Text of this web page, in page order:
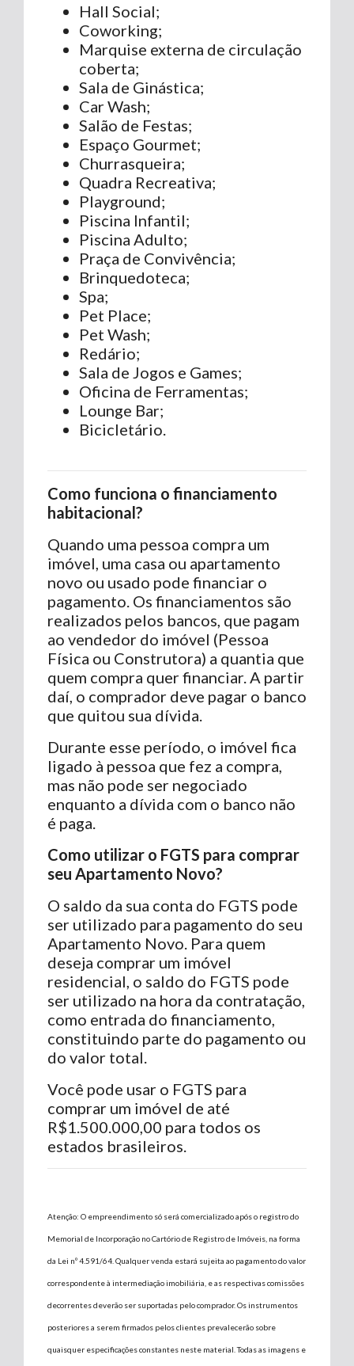
Hall Social;
Coworking;
Marquise externa de circulação
coberta;
Sala de Ginástica;
Car Wash;
Salão de Festas;
Espaço Gourmet;
Churrasqueira;
Quadra Recreativa;
Playground;
Piscina Infantil;
Piscina Adulto;
Praça de Convivência;
Brinquedoteca;
Spa;
Pet Place;
Pet Wash;
Redário;
Sala de Jogos e Games;
Oficina de Ferramentas;
Lounge Bar;
Bicicletário.
Como funciona o financiamento
habitacional?
Quando uma pessoa compra um
imóvel, uma casa ou apartamento
novo ou usado pode financiar o
pagamento. Os financiamentos são
realizados pelos bancos, que pagam
ao vendedor do imóvel (Pessoa
Física ou Construtora) a quantia que
quem compra quer financiar. A partir
daí, o comprador deve pagar o banco
que quitou sua dívida.
Durante esse período, o imóvel fica
ligado à pessoa que fez a compra,
mas não pode ser negociado
enquanto a dívida com o banco não
é paga.
Como utilizar o FGTS para comprar
seu Apartamento Novo?
O saldo da sua conta do FGTS pode
ser utilizado para pagamento do seu
Apartamento Novo. Para quem
deseja comprar um imóvel
residencial, o saldo do FGTS pode
ser utilizado na hora da contratação,
como entrada do financiamento,
constituindo parte do pagamento ou
do valor total.
Você pode usar o FGTS para
comprar um imóvel de até
R$1.500.000,00 para todos os
estados brasileiros.
Atenção: O empreendimento só será comercializado após o registro do
Memorial de Incorporação no Cartório de Registro de Imóveis, na forma
da Lei nº 4.591/64. Qualquer venda estará sujeita ao pagamento do valor
correspondente à intermediação imobiliária, e as respectivas comissões
decorrentes deverão ser suportadas pelo comprador. Os instrumentos
posteriores a serem firmados pelos clientes prevalecerão sobre
quaisquer especificações constantes neste material. Todas as imagens e